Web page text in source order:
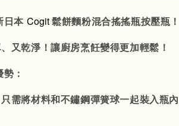
日本 Cogit鬆餅麵粉混合搖搖瓶按壓瓶
又乾淨！讓廚房烹飪變得更加輕鬆！
：
需將材料和不鏽鋼彈簧球一起裝入瓶